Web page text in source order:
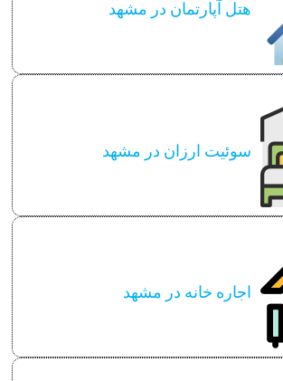
هتل آپارتمان در مشهد
سوئیت ارزان در مشهد
اجاره خانه در مشهد